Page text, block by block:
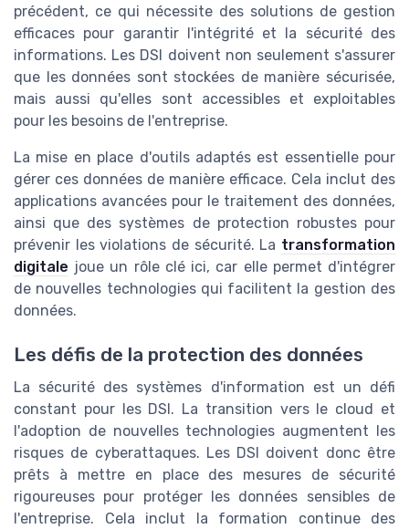
précédent, ce qui nécessite des solutions de gestion
efficaces pour garantir l'intégrité et la sécurité des
informations. Les DSI doivent non seulement s'assurer
que les données sont stockées de manière sécurisée,
mais aussi qu'elles sont accessibles et exploitables
pour les besoins de l'entreprise.
La mise en place d'outils adaptés est essentielle pour
gérer ces données de manière efficace. Cela inclut des
applications avancées pour le traitement des données,
ainsi que des systèmes de protection robustes pour
prévenir les violations de sécurité. La transformation
digitale joue un rôle clé ici, car elle permet d'intégrer
de nouvelles technologies qui facilitent la gestion des
données.
Les défis de la protection des données
La sécurité des systèmes d'information est un défi
constant pour les DSI. La transition vers le cloud et
l'adoption de nouvelles technologies augmentent les
risques de cyberattaques. Les DSI doivent donc être
prêts à mettre en place des mesures de sécurité
rigoureuses pour protéger les données sensibles de
l'entreprise. Cela inclut la formation continue des